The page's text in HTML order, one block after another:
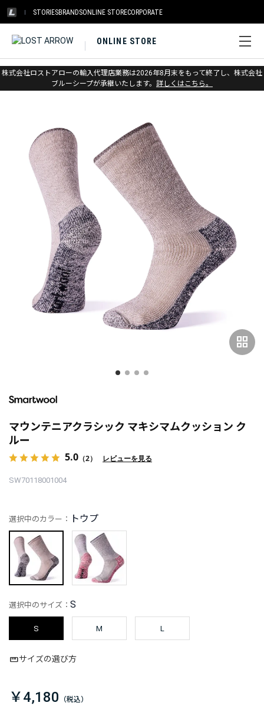
STORIESBRANDSONLINE STORECORPORATE
ONLINE STORE
株式会社ロストアローの輸入代理店業務は2026年8月末をもって終了し、株式会社
ブルーシープが承継いたします。 詳しくはこちら。
ホーム > スマートウール > ソックス > ハイク
grid_view
マウンテニアクラシック マキシマムクッション ク
ルー
5.0 （2） レビューを見る
SW70118001004
選択中のカラー： トウプ
選択中のサイズ： S
S M L
サイズの選び方
￥4,180